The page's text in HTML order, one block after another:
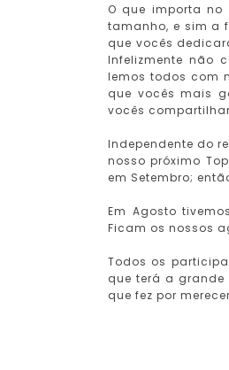
O que importa
tamanho, e sim a
que vocês
Infelizmente não
lemos todos com
que vocês mais
vocês
Independente do
nosso próximo
em Setembro;
Em Agosto tivemos
Ficam os nossos
Todos os
que terá a
que fez por